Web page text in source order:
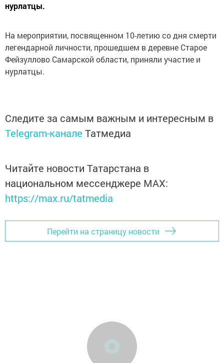
нурлатцы.
На мероприятии, посвященном 10-летию со дня смерти
легендарной личности, прошедшем в деревне Старое
Фейзуллово Самарской области, приняли участие и
нурлатцы.
Следите за самым важным и интересным в
Telegram-канале Татмедиа
Читайте новости Татарстана в
национальном мессенджере MАХ:
https://max.ru/tatmedia
Перейти на страницу новости